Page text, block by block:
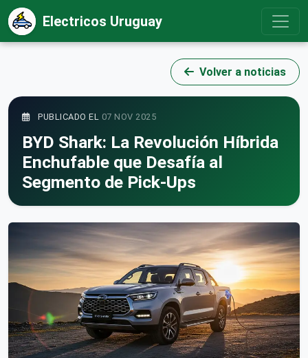
Electricos Uruguay
Volver a noticias
PUBLICADO EL 07 NOV 2025
BYD Shark: La Revolución Híbrida
Enchufable que Desafía al
Segmento de Pick-Ups